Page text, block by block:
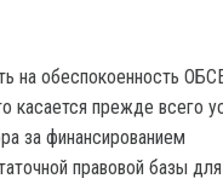
на обеспокоенность
касается прежде всего
за финансированием
правовой базы для